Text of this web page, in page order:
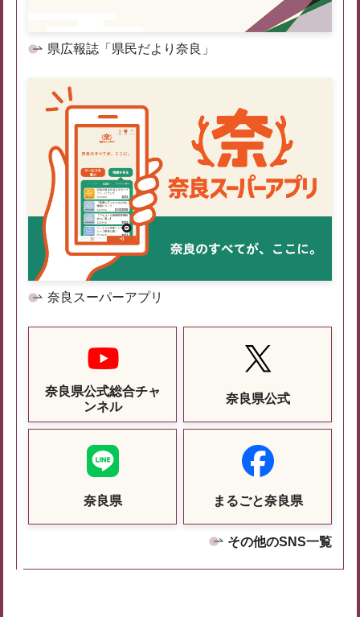
県広報誌「県民だより奈良」
奈良スーパーアプリ
奈良県公式総合チャ
ンネル
奈良県公式
奈良県 まるごと奈良県
その他のSNS一覧